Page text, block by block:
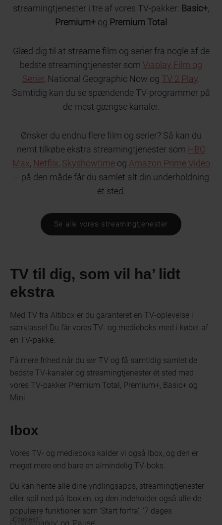
streamingtjenester i tre af vores TV-pakker: Basic+
Premium+ og Premium Total
Glæd dig til at streame film og serier fra nogle af de
bedste streamingtjenester som Viaplay Film og
Serier, National Geographic Now og TV 2 Play
Samtidig kan du se spændende TV-programmer på
de mest gængse kanaler.
Ønsker du endnu flere film og serier? Så kan du
nemt tilkøbe ekstra streamingtjenester som HBO
Max Netflix Skyshowtimeog Amazon Prime Video
– på den måde får du samlet alt din underholdning
ét sted.
Se alle vores streamingtjenester
TV til dig, som vil ha’ lidt
ekstra
Med TV fra Altibox er du garanteret en TV-oplevelse i
særklasse! Du får vores TV- og medieboks med i købet af
en TV-pakke.
Få mere frihed når du ser TV og få samtidig samlet de
bedste TV-kanaler og streamingtjenester ét sted med
vores TV-pakker Premium Total, Premium+, Basic+ og
Mini.
Ibox
Vores TV- og medieboks kalder vi også Ibox, og den er
meget mere end bare en almindelig TV-boks.
Du kan hente alle dine yndlingsapps, streamingtjenester
eller spil ned på Ibox’en, og den indeholder også alle de
populære funktioner som ‘Start forfra’, ‘7 dages
Programarkiv’ og ‘Pause’.
Cookies?